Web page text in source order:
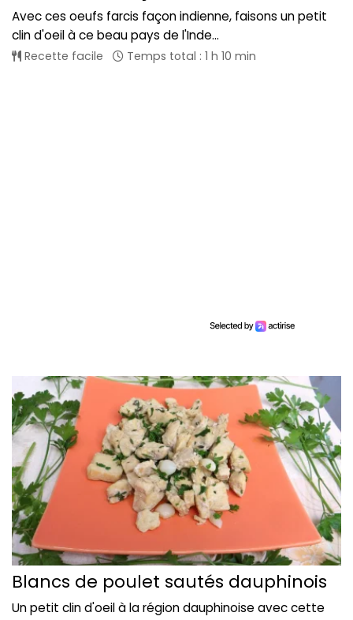
Avec ces oeufs farcis façon indienne, faisons un petit
clin d'oeil à ce beau pays de l'Inde...
Recette facile Temps total : 1 h 10 min
Blancs de poulet sautés dauphinois
Un petit clin d'oeil à la région dauphinoise avec cette